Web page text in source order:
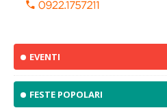
EVENTI
FESTE POPOLARI